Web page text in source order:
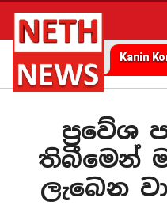
Kanin
ප්‍රවේශ
තිබීමෙන්
ලැබෙන